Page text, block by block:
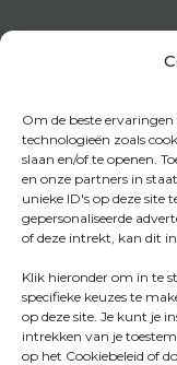
Om de beste
technologieën zoals
slaan en/of te openen.
en onze partners in
unieke ID's op deze site
gepersonaliseerde
of deze intrekt, kan dit
Klik hieronder om in te
specifieke keuzes te
op deze site. Je kunt je
intrekken van je
op het Cookiebeleid of